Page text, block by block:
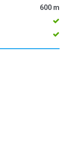
600 m